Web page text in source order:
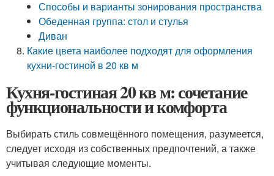
Способы и варианты зонирования пространства
Обеденная группа: стол и стулья
Диван
Какие цвета наиболее подходят для оформления
кухни-гостиной в 20 кв м
Кухня-гостиная 20 кв м: сочетание
функциональности и комфорта
Выбирать стиль совмещённого помещения, разумеется,
следует исходя из собственных предпочтений, а также
учитывая следующие моменты.